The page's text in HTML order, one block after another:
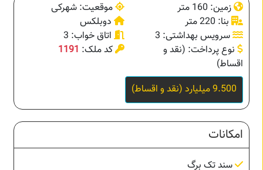
زمین: 160 متر
موقعیت: شهرکی
بنا: 220 متر
دوبلکس
سرویس بهداشتی: 3
اتاق خواب: 3
نوع پرداخت: (نقد و
اقساط)
کد ملک: 1191
9.500 میلیارد (نقد و اقساط)
امکانات
سند تک برگ